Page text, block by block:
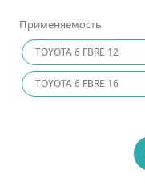
Применяемость
TOYOTA 6 FBRE 12
TOYOTA 6 FBRE 16